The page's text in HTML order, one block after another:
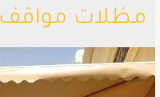
مظلات مواقف